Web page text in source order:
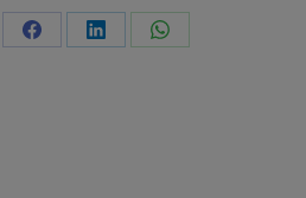
Share Share Share